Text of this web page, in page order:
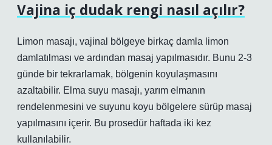
Vajina iç dudak rengi nasıl açılır?
Limon masajı, vajinal bölgeye birkaç damla limon
damlatılması ve ardından masaj yapılmasıdır. Bunu 2-3
günde bir tekrarlamak, bölgenin koyulaşmasını
azaltabilir. Elma suyu masajı, yarım elmanın
rendelenmesini ve suyunu koyu bölgelere sürüp masaj
yapılmasını içerir. Bu prosedür haftada iki kez
kullanılabilir.